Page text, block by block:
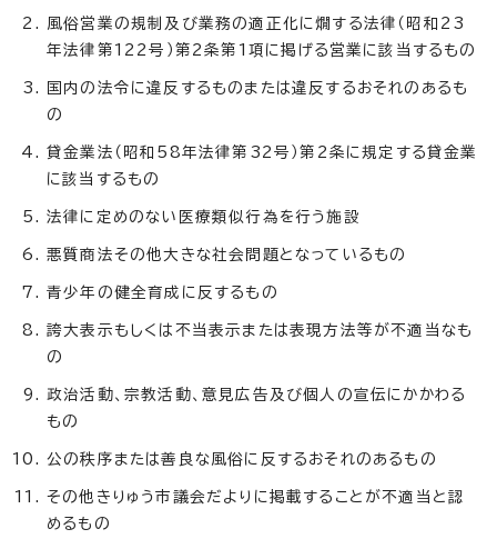
風俗営業の規制及び業務の適正化に燗する法律（昭和23
年法律第122号）第2条第1項に掲げる営業に該当するもの
国内の法令に違反するものまたは違反するおそれのあるも
の
貸金業法（昭和58年法律第32号）第2条に規定する貸金業
に該当するもの
法律に定めのない医療類似行為を行う施設
悪質商法その他大きな社会問題となっているもの
青少年の健全育成に反するもの
誇大表示もしくは不当表示または表現方法等が不適当なも
の
政治活動、宗教活動、意見広告及び個人の宣伝にかかわる
もの
公の秩序または善良な風俗に反するおそれのあるもの
その他きりゅう市議会だよりに掲載することが不適当と認
めるもの